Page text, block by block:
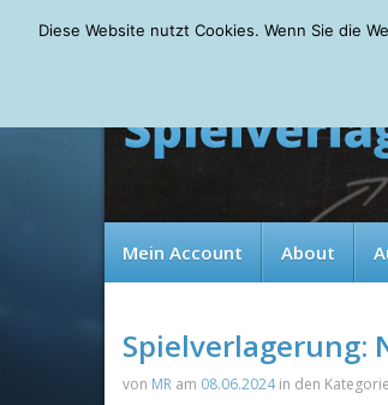
Friday, 07.08.2026
Mein Account About
Spielverlagerung:
von MR am 08.06.2024in den
Diese Website nutzt Cookies. Wenn Sie die